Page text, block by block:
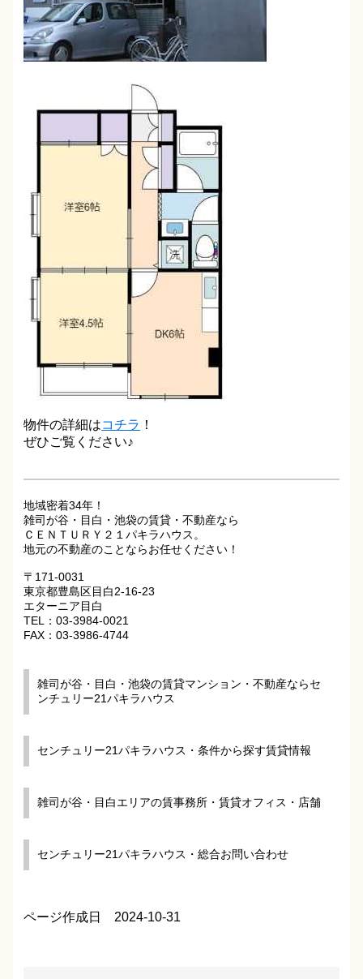
物件の詳細はコチラ ！
ぜひご覧ください♪
地域密着34年！
雑司が谷・目白・池袋の賃貸・不動産なら
ＣＥＮＴＵＲＹ２１パキラハウス。
地元の不動産のことならお任せください！
〒171-0031
東京都豊島区目白2-16-23
エターニア目白
TEL：03-3984-0021
FAX：03-3986-4744
雑司が谷・目白・池袋の賃貸マンション・不動産ならセ
ンチュリー21パキラハウス
センチュリー21パキラハウス・条件から探す賃貸情報
雑司が谷・目白エリアの賃事務所・賃貸オフィス・店舗
センチュリー21パキラハウス・総合お問い合わせ
ページ作成日 2024-10-31